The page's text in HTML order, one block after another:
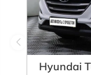
Hyundai